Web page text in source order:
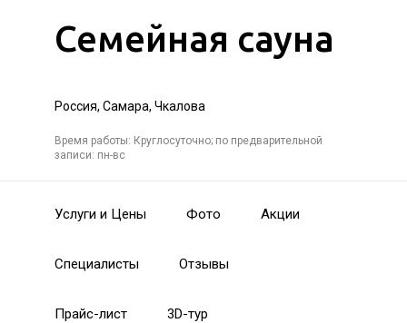
Семейная сауна
Россия, Самара, Чкалова
Время работы: Круглосуточно; по предварительной
записи: пн-вс
Услуги и Цены Фото Акции
Специалисты Отзывы
Прайс-лист 3D-тур